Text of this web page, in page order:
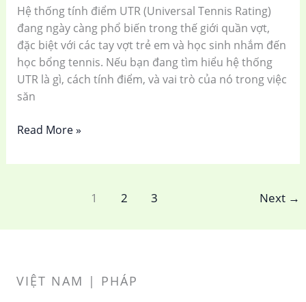
Hệ thống tính điểm UTR (Universal Tennis Rating)
đang ngày càng phổ biến trong thế giới quần vợt,
đặc biệt với các tay vợt trẻ em và học sinh nhắm đến
học bổng tennis. Nếu bạn đang tìm hiểu hệ thống
UTR là gì, cách tính điểm, và vai trò của nó trong việc
săn
Read More »
1 2 3 Next →
VIỆT NAM | PHÁP